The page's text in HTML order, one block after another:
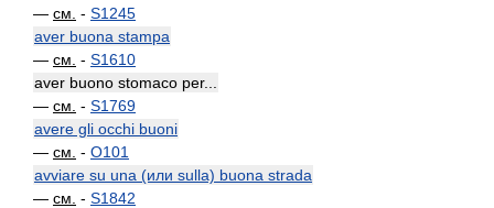
— см. - S1245
aver buona stampa
— см. - S1610
aver buono stomaco per...
— см. - S1769
avere gli occhi buoni
— см. - O101
avviare su una (или sulla) buona strada
— см. - S1842